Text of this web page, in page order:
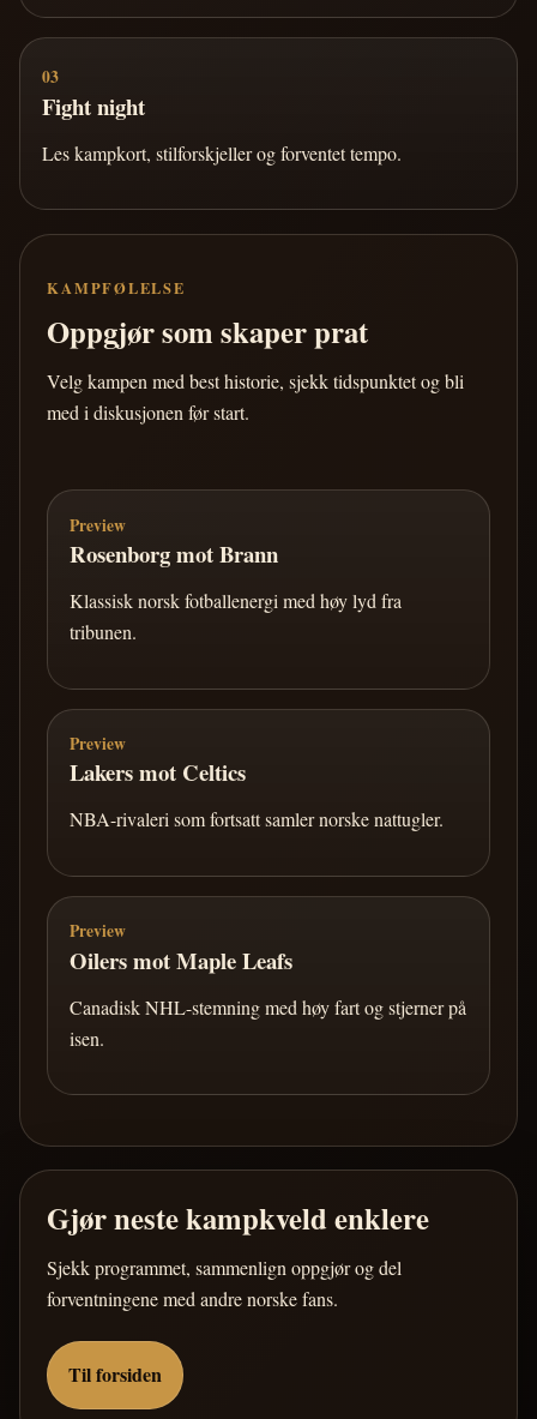
03
Fight night
Les kampkort, stilforskjeller og forventet tempo.
KAMPFØLELSE
Oppgjør som skaper prat
Velg kampen med best historie, sjekk tidspunktet og bli
med i diskusjonen før start.
Preview
Rosenborg mot Brann
Klassisk norsk fotballenergi med høy lyd fra
tribunen.
Preview
Lakers mot Celtics
NBA-rivaleri som fortsatt samler norske nattugler.
Preview
Oilers mot Maple Leafs
Canadisk NHL-stemning med høy fart og stjerner på
isen.
Gjør neste kampkveld enklere
Sjekk programmet, sammenlign oppgjør og del
forventningene med andre norske fans.
Til forsiden